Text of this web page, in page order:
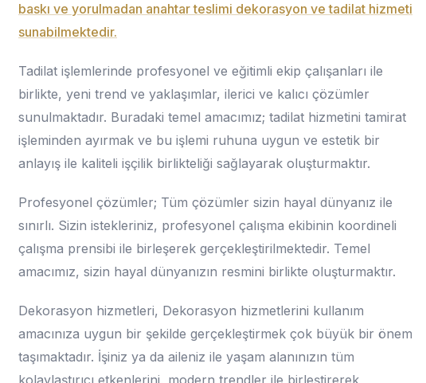
baskı ve yorulmadan anahtar teslimi dekorasyon ve tadilat hizmeti
sunabilmektedir.
Tadilat işlemlerinde profesyonel ve eğitimli ekip çalışanları ile
birlikte, yeni trend ve yaklaşımlar, ilerici ve kalıcı çözümler
sunulmaktadır. Buradaki temel amacımız; tadilat hizmetini tamirat
işleminden ayırmak ve bu işlemi ruhuna uygun ve estetik bir
anlayış ile kaliteli işçilik birlikteliği sağlayarak oluşturmaktır.
Profesyonel çözümler; Tüm çözümler sizin hayal dünyanız ile
sınırlı. Sizin istekleriniz, profesyonel çalışma ekibinin koordineli
çalışma prensibi ile birleşerek gerçekleştirilmektedir. Temel
amacımız, sizin hayal dünyanızın resmini birlikte oluşturmaktır.
Dekorasyon hizmetleri, Dekorasyon hizmetlerini kullanım
amacınıza uygun bir şekilde gerçekleştirmek çok büyük bir önem
taşımaktadır. İşiniz ya da aileniz ile yaşam alanınızın tüm
kolaylaştırıcı etkenlerini, modern trendler ile birleştirerek